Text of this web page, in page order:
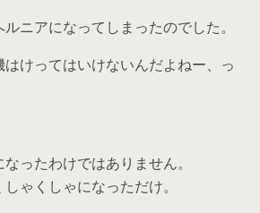
ニアになってしまったのでした。
けってはいけないんだよねー、っ
ったわけではありません。
ゃくしゃになっただけ。